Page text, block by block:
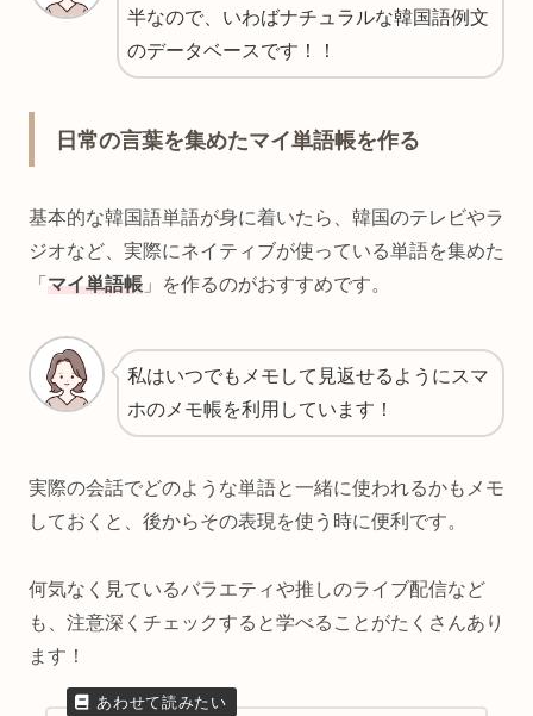
半なので、いわばナチュラルな韓国語例文
のデータベースです！！
日常の言葉を集めたマイ単語帳を作る
基本的な韓国語単語が身に着いたら、韓国のテレビやラ
ジオなど、実際にネイティブが使っている単語を集めた
「 マイ単語帳 」を作るのがおすすめです。
私はいつでもメモして見返せるようにスマ
ホのメモ帳を利用しています！
実際の会話でどのような単語と一緒に使われるかもメモ
しておくと、後からその表現を使う時に便利です。
何気なく見ているバラエティや推しのライブ配信など
も、注意深くチェックすると学べることがたくさんあり
ます！